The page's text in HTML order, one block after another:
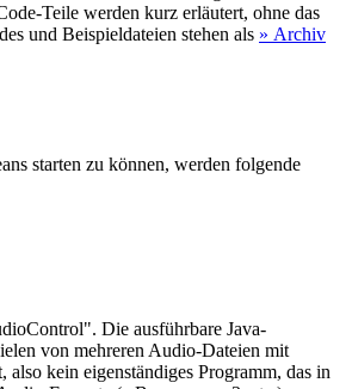
Teile werden kurz erläutert, ohne das
und Beispieldateien stehen als » Archiv
starten zu können, werden folgende
Die ausführbare Java-
von mehreren Audio-Dateien mit
kein eigenständiges Programm, das in